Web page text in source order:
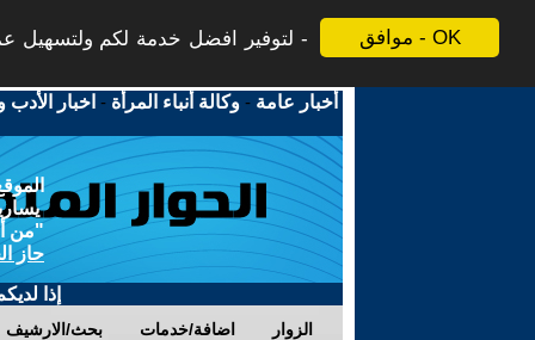
موافق - OK لتوفير افضل خدمة لكم ولتسهيل
أخبار عامة -وكالة أنباء المرأة - اخبار الأدب
"من
حاز
إذا
بحث/الارشيف اضافة/خدمات الزوار